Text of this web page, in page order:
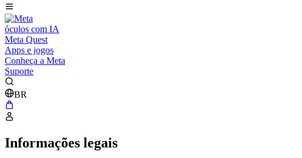
óculos com IA
Meta Quest
Apps e jogos
Conheça a Meta
Suporte
BR
Informações legais